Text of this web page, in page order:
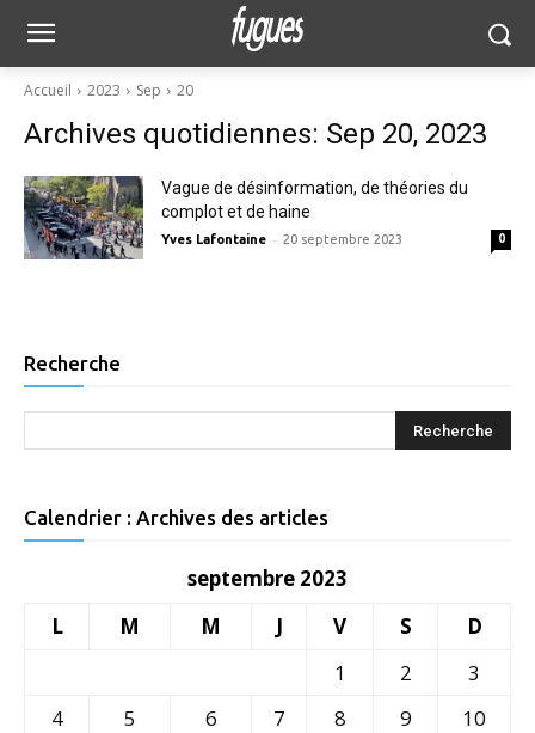
Accueil 2023 Sep 20
Archives quotidiennes: Sep 20, 2023
Vague de désinformation, de théories du
complot et de haine
Yves Lafontaine - 20 septembre 2023 0
Recherche
Calendrier : Archives des articles
septembre 2023
L
M M J V S
D
1
2
3
4
5 6 7 8 9
10